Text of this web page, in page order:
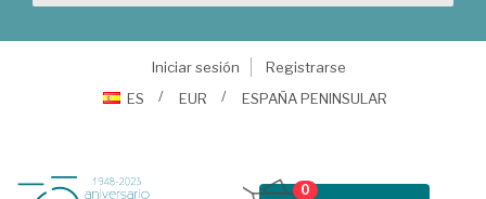
Iniciar sesión
Registrarse
ES
EUR ESPAÑA PENINSULAR
0